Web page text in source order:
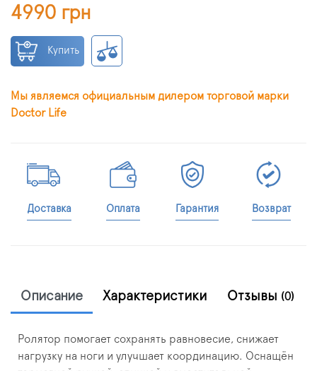
4990 грн
Купить
Мы являемся официальным дилером торговой марки
Doctor Life
Доставка Оплата Гарантия Возврат
Описание Характеристики Отзывы (0)
Ролятор помогает сохранять равновесие, снижает
нагрузку на ноги и улучшает координацию. Оснащён